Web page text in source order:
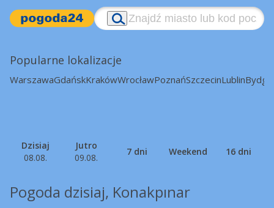
Popularne lokalizacje
WarszawaGdańskKrakówWrocławPoznańSzczecinLublin
Dzisiaj
08.08.
Jutro
09.08.
7 dni Weekend 16 dni
Pogoda dzisiaj, Konakpınar